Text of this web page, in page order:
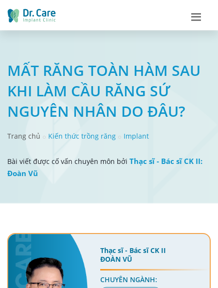
MẤT RĂNG TOÀN HÀM SAU
KHI LÀM CẦU RĂNG SỨ
NGUYÊN NHÂN DO ĐÂU?
Trang chủ Kiến thức trồng răng Implant
Bài viết được cố vấn chuyên môn bởi Thạc sĩ - Bác sĩ CK II:
Đoàn Vũ
Thạc sĩ - Bác sĩ CK II
ĐOÀN VŨ
CHUYÊN NGÀNH: